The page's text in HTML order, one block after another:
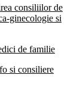
consiliilor de
ginecologie si
de familie
si consiliere